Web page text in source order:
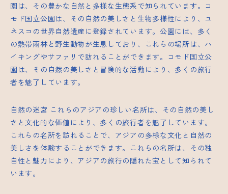
園は、その豊かな自然と多様な生態系で知られています。コ
モド国立公園は、その自然の美しさと生物多様性により、ユ
ネスコの世界自然遺産に登録されています。公園には、多く
の熱帯雨林と野生動物が生息しており、これらの場所は、ハ
イキングやサファリで訪れることができます。コモド国立公
園は、その自然の美しさと冒険的な活動により、多くの旅行
者を魅了しています。
自然の迷宮 これらのアジアの珍しい名所は、その自然の美し
さと文化的な価値により、多くの旅行者を魅了しています。
これらの名所を訪れることで、アジアの多様な文化と自然の
美しさを体験することができます。これらの名所は、その独
自性と魅力により、アジアの旅行の隠れた宝として知られて
います。